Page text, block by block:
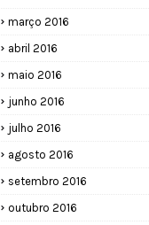
março 2016
abril 2016
maio 2016
junho 2016
julho 2016
agosto 2016
setembro 2016
outubro 2016